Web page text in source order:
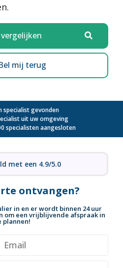
mij terug
specialist gevonden
uit uw omgeving
specialisten aangesloten
met een 4.9/5.0
ontvangen?
in en er wordt binnen 24 uur
om een vrijblijvende afspraak in
plannen!